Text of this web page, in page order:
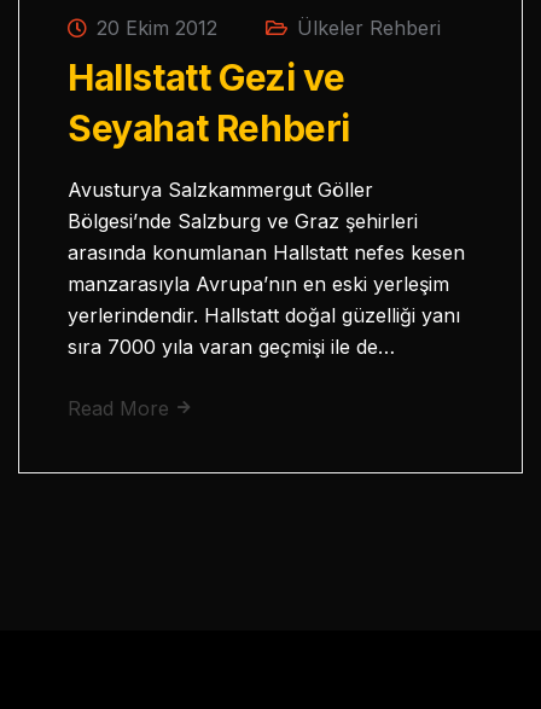
20 Ekim 2012 Ülkeler Rehberi
Hallstatt Gezi ve
Seyahat Rehberi
Avusturya Salzkammergut Göller
Bölgesi’nde Salzburg ve Graz şehirleri
arasında konumlanan Hallstatt nefes kesen
manzarasıyla Avrupa’nın en eski yerleşim
yerlerindendir. Hallstatt doğal güzelliği yanı
sıra 7000 yıla varan geçmişi ile de…
Read More